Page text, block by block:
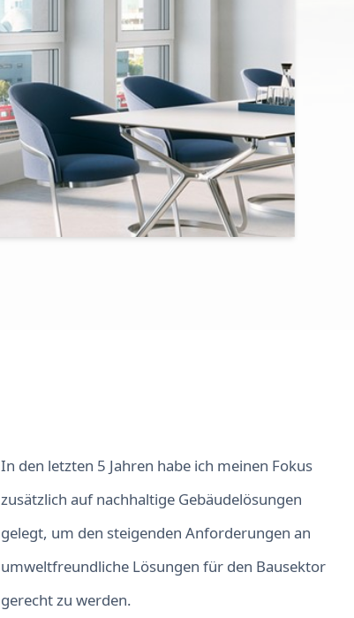
In den letzten 5 Jahren habe ich meinen Fokus
zusätzlich auf nachhaltige Gebäudelösungen
gelegt, um den steigenden Anforderungen an
umweltfreundliche Lösungen für den Bausektor
gerecht zu werden.